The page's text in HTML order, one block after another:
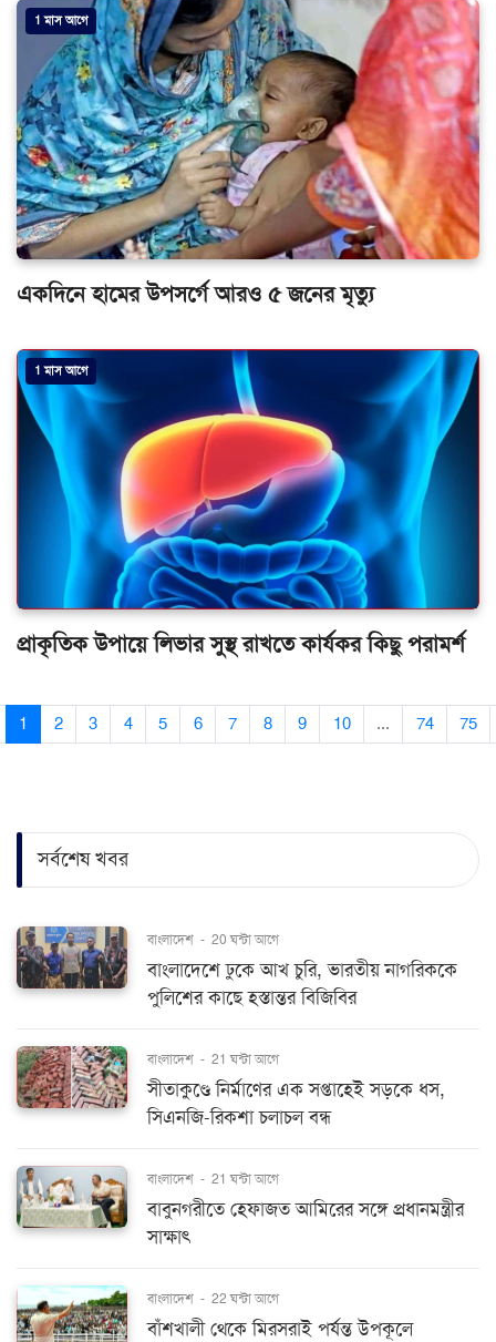
1 মাস আগে
একদিনে হামের উপসর্গে আরও ৫ জনের মৃত্যু
1 মাস আগে
প্রাকৃতিক উপায়ে লিভার সুস্থ রাখতে কার্যকর কিছু পরামর্শ
1 2 3 4 5 6 7 8 9 10 ... 74 75
সর্বশেষ খবর
বাংলাদেশ - 20 ঘন্টা আগে
বাংলাদেশে ঢুকে আখ চুরি, ভারতীয় নাগরিককে
পুলিশের কাছে হস্তান্তর বিজিবির
বাংলাদেশ - 21 ঘন্টা আগে
সীতাকুণ্ডে নির্মাণের এক সপ্তাহেই সড়কে ধস,
সিএনজি-রিকশা চলাচল বন্ধ
বাংলাদেশ - 21 ঘন্টা আগে
বাবুনগরীতে হেফাজত আমিরের সঙ্গে প্রধানমন্ত্রীর
সাক্ষাৎ
বাংলাদেশ - 22 ঘন্টা আগে
বাঁশখালী থেকে মিরসরাই পর্যন্ত উপকূলে